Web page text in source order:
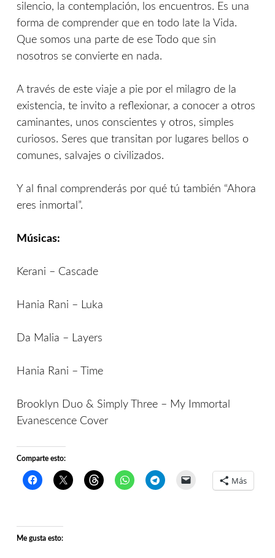
silencio, la contemplación, los encuentros. Es una
forma de comprender que en todo late la Vida.
Que somos una parte de ese Todo que sin
nosotros se convierte en nada.
A través de este viaje a pie por el milagro de la
existencia, te invito a reflexionar, a conocer a otros
caminantes, unos conscientes y otros, simples
curiosos. Seres que transitan por lugares bellos o
comunes, salvajes o civilizados.
Y al final comprenderás por qué tú también “Ahora
eres inmortal”.
Músicas:
Kerani – Cascade
Hania Rani – Luka
Da Malia – Layers
Hania Rani – Time
Brooklyn Duo & Simply Three – My Immortal
Evanescence Cover
Comparte esto:
Más
Me gusta esto: